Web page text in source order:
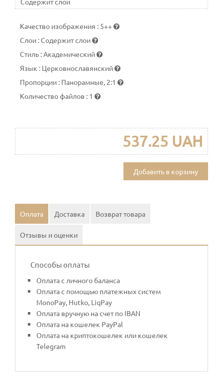
Качество изображения : 5++
Слои :Содержит слои
Стиль :Академический
Язык : Церковнославянский
Пропорции : Панорамные, 2:1
Количество файлов : 1
537.25 UAH
Добавить в корзину
Оплата Доставка Возврат товара
Отзывы и оценки
Способы оплаты
Оплата с личного баланса
Оплата с помощью платежных систем
MonoPay, Hutko, LiqPay
Оплата вручную на счет по IBAN
Оплата на кошелек PayPal
Оплата на криптокошелек или кошелек
Telegram